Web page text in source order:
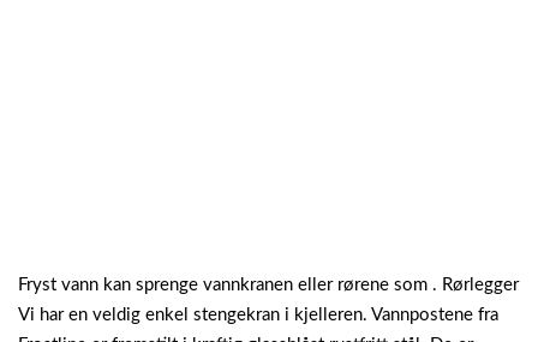
Fryst vann kan sprenge vannkranen eller rørene som . Rørlegger
Vi har en veldig enkel stengekran i kjelleren. Vannpostene fra